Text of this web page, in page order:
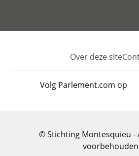
Footer
Over deze site
Volg Parlement.com op
© Stichting Montesquieu -
voorbehouden